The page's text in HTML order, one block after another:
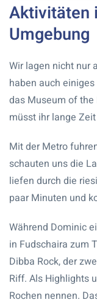
Aktivitäten
Umgebung
Wir lagen nicht nur
haben auch
das Museum of
müsst ihr lange
Mit der Metro
schauten uns die
liefen durch die
paar Minuten und
Während Dominic
in Fudschaira zum
Dibba Rock, der
Riff. Als Highlights
Rochen nennen.